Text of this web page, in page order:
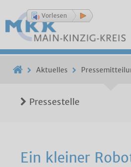
Vorlesen
Aktuelles
Pressestelle
Ein kleiner